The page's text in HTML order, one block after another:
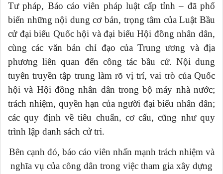
Tư pháp, Báo cáo viên pháp luật cấp tỉnh – đã phổ
biến những nội dung cơ bản, trọng tâm của Luật Bầu
cử đại biểu Quốc hội và đại biểu Hội đồng nhân dân,
cùng các văn bản chỉ đạo của Trung ương và địa
phương liên quan đến công tác bầu cử. Nội dung
tuyên truyền tập trung làm rõ vị trí, vai trò của Quốc
hội và Hội đồng nhân dân trong bộ máy nhà nước;
trách nhiệm, quyền hạn của người đại biểu nhân dân;
các quy định về tiêu chuẩn, cơ cấu, cũng như quy
trình lập danh sách cử tri.
Bên cạnh đó, báo cáo viên nhấn mạnh trách nhiệm và
nghĩa vụ của công dân trong việc tham gia xây dựng